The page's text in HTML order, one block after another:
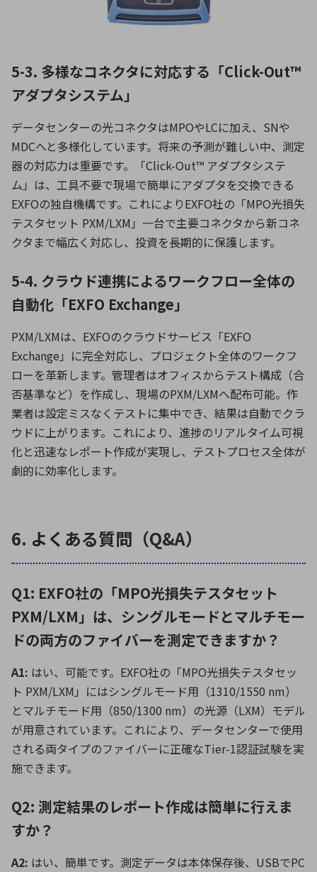
5-3. 多様なコネクタに対応する「Click-Out™
アダプタシステム」
データセンターの光コネクタはMPOやLCに加え、SNや
MDCへと多様化しています。将来の予測が難しい中、測定
器の対応力は重要です。「Click-Out™ アダプタシステ
ム」は、工具不要で現場で簡単にアダプタを交換できる
EXFOの独自機構です。これによりEXFO社の「MPO光損失
テスタセット PXM/LXM」一台で主要コネクタから新コネ
クタまで幅広く対応し、投資を長期的に保護します。
5-4. クラウド連携によるワークフロー全体の
自動化「EXFO Exchange」
PXM/LXMは、EXFOのクラウドサービス「EXFO
Exchange」に完全対応し、プロジェクト全体のワークフ
ローを革新します。管理者はオフィスからテスト構成（合
否基準など）を作成し、現場のPXM/LXMへ配布可能。作
業者は設定ミスなくテストに集中でき、結果は自動でクラ
ウドに上がります。これにより、進捗のリアルタイム可視
化と迅速なレポート作成が実現し、テストプロセス全体が
劇的に効率化します。
6. よくある質問（Q&A）
Q1: EXFO社の「MPO光損失テスタセット
PXM/LXM」は、シングルモードとマルチモー
ドの両方のファイバーを測定できますか？
A1: はい、可能です。EXFO社の「MPO光損失テスタセッ
ト PXM/LXM」にはシングルモード用（1310/1550 nm）
とマルチモード用（850/1300 nm）の光源（LXM）モデル
が用意されています。これにより、データセンターで使用
される両タイプのファイバーに正確なTier-1認証試験を実
施できます。
Q2: 測定結果のレポート作成は簡単に行えま
すか？
A2: はい、簡単です。測定データは本体保存後、USBでPC